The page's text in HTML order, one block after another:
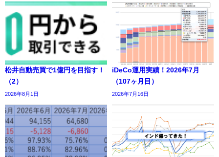
松井自動売買で1億円を目指す！
（2）
2026年8月1日
iDeCo運用実績！2026年7月
（107ヶ月目）
2026年7月16日